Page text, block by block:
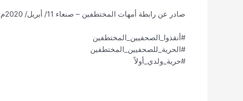
صادر عن رابطة أمهات المختطفين – صنعاء 11/ أبريل/ 2020م
#أنقذوا_الصحفيين_المختطفين
#الحرية_للصحفيين_المختطفين
#حرية_ولدي_أولاً